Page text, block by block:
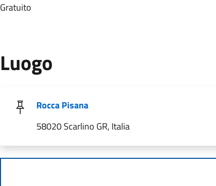
Gratuito
Luogo
Rocca Pisana
58020 Scarlino GR, Italia